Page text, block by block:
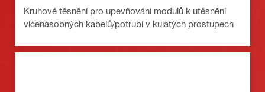
Kruhové těsnění pro upevňování modulů k utěsnění
vícenásobných kabelů/potrubí v kulatých prostupech